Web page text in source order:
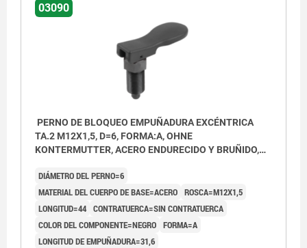
03090
PERNO DE BLOQUEO EMPUÑADURA EXCÉNTRICA
TA.2 M12X1,5, D=6, FORMA:A, OHNE
KONTERMUTTER, ACERO ENDURECIDO Y BRUÑIDO,
DIÁMETRO DEL PERNO=6
MATERIAL DEL CUERPO DE BASE=ACERO ROSCA=M12X1,5
LONGITUD=44 CONTRATUERCA=SIN CONTRATUERCA
COLOR DEL COMPONENTE=NEGRO FORMA=A
LONGITUD DE EMPUÑADURA=31,6